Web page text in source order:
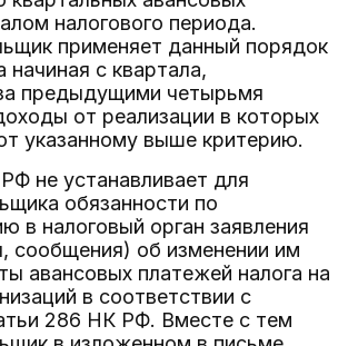
налогового периода.
применяет данный порядок
начиная с квартала,
предыдущими четырьмя
от реализации в которых
указанному выше критерию.
не устанавливает для
обязанности по
в налоговый орган заявления
сообщения) об изменении им
авансовых платежей налога на
в соответствии с
286 НК РФ. Вместе с тем